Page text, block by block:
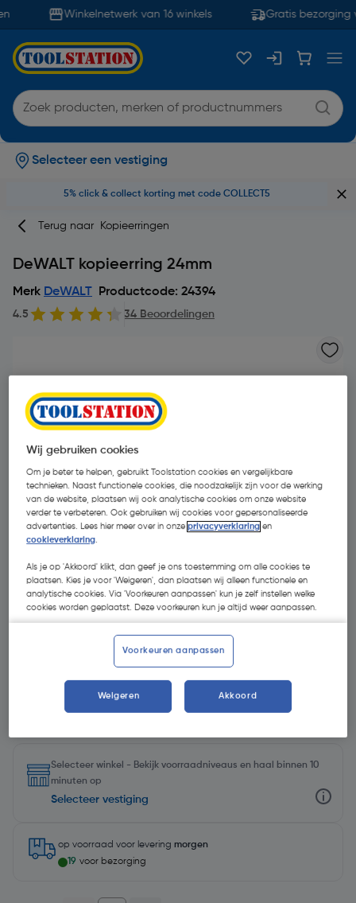
Winkelnetwerk van 16 winkels Gratis bezorging
Selecteer een vestiging
5% click & collect korting met code COLLECT5
Terug naar Kopieerringen
DeWALT kopieerring 24mm
Merk DeWALT Productcode: 24394
4.5 34 Beoordelingen
€ 20,48| Excl. btw € 16,93
Kies productvariant(3)
Selecteer winkel - Bekijk voorraadniveaus en haal binnen 10
minuten op
Selecteer vestiging
op voorraad voor levering morgen
19 voor bezorging
Wij gebruiken cookies
Om je beter te helpen, gebruikt Toolstation cookies en vergelijkbare
technieken. Naast functionele cookies, die noodzakelijk zijn voor de werking
van de website, plaatsen wij ook analytische cookies om onze website
verder te verbeteren. Ook gebruiken wij cookies voor gepersonaliseerde
advertenties. Lees hier meer over in onzeprivacyverklaring en
cookieverklaring.
Als je op 'Akkoord' klikt, dan geef je ons toestemming om alle cookies te
plaatsen. Kies je voor 'Weigeren', dan plaatsen wij alleen functionele en
analytische cookies. Via 'Voorkeuren aanpassen' kun je zelf instellen welke
cookies worden geplaatst. Deze voorkeuren kun je altijd weer aanpassen.
Voorkeuren aanpassen
Weigeren Akkoord